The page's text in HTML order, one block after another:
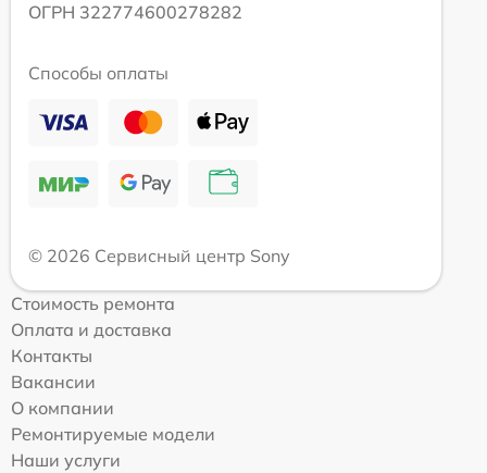
ОГРН 322774600278282
Способы оплаты
© 2026 Сервисный центр Sony
Стоимость ремонта
Оплата и доставка
Контакты
Вакансии
О компании
Ремонтируемые модели
Наши услуги